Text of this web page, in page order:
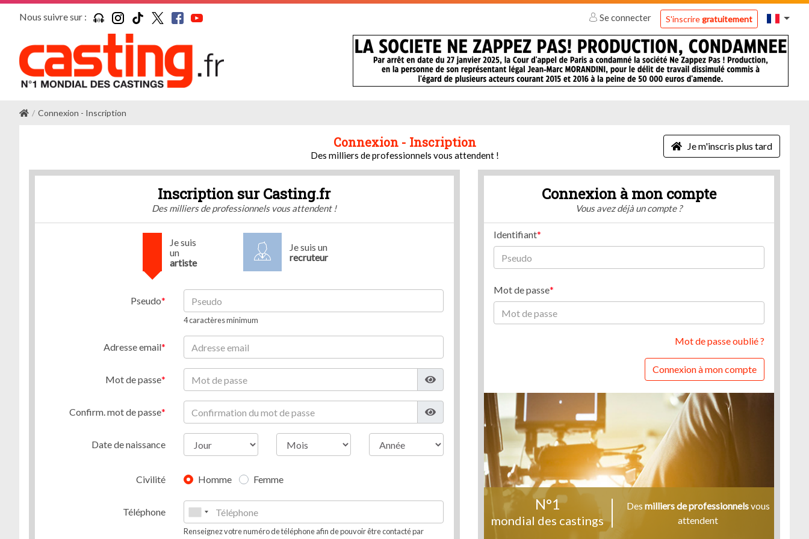
Nous suivre sur : Se connecter S'inscriregratuitement
Connexion - Inscription
Connexion - Inscription
Des milliers de professionnels vous attendent !
Je m'inscris plus tard
Inscription sur Casting.fr
Des milliers de professionnels vous attendent !
Je suis
un
artiste
Je suis un
recruteur
Pseudo
4 caractères minimum
Adresse email
Mot de passe
Confirm. mot de passe
Date de naissance
Civilité Homme Femme
Téléphone
Renseignez votre numéro de téléphone afin de pouvoir être contacté par
Connexion à mon compte
Vous avez déjà un compte ?
Identifiant
Mot de passe
Mot de passe oublié ?
Connexion à mon compte
N°1
mondial des castings
Des milliers de professionnelsvous
attendent